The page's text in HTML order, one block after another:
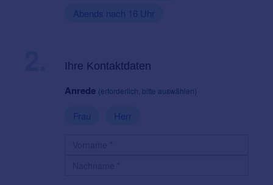
Abends nach 16 Uhr
Ihre Kontaktdaten
Anrede (erforderlich, bitte auswählen)
Frau Herr